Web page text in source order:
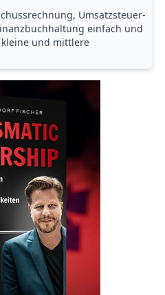
Umsatzsteuer­
einfach und
und mittlere